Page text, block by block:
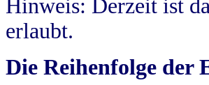
Hinweis: Derzeit ist
erlaubt.
Die Reihenfolge der